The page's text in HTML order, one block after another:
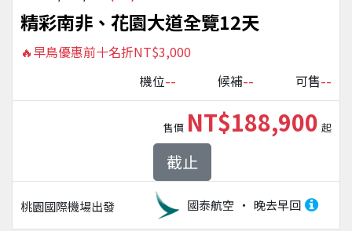
精彩南非、花園大道全覽12天
🔥早鳥優惠前十名折NT$3,000
機位-- 候補-- 可售--
桃園國際機場出發 國泰航空 晚去早回
售價 NT$188,900 起
截止